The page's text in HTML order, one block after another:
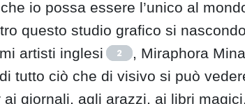
io possa essere l’unico al
questo studio grafico si
artisti inglesi
2
, Miraphora
tutto ciò che di visivo si può
ai giornali, agli arazzi, ai libri